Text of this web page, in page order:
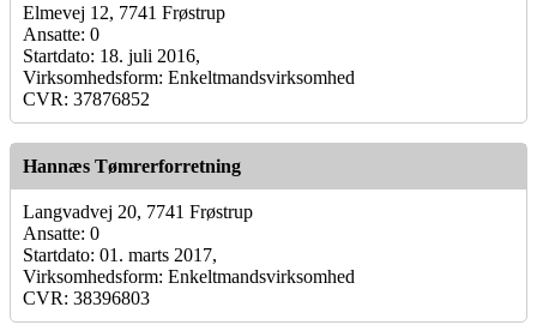
Elmevej 12, 7741 Frøstrup
Ansatte: 0
Startdato: 18. juli 2016,
Virksomhedsform: Enkeltmandsvirksomhed
CVR: 37876852
Hannæs Tømrerforretning
Langvadvej 20, 7741 Frøstrup
Ansatte: 0
Startdato: 01. marts 2017,
Virksomhedsform: Enkeltmandsvirksomhed
CVR: 38396803